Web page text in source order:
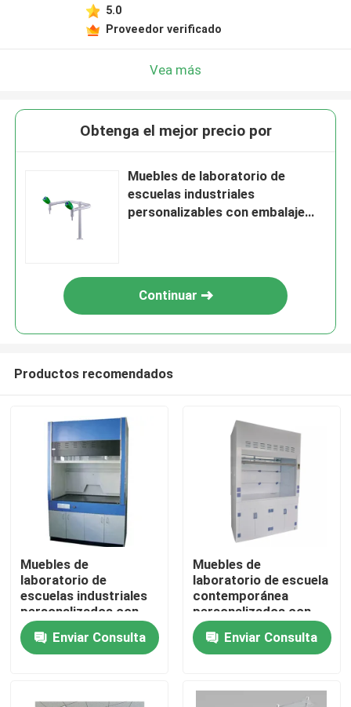
Inicio
Sobre nosotros
Contactos
5.0
Proveedor verificado
Vea más
Obtenga el mejor precio por
Muebles de laboratorio de
escuelas industriales
personalizables con embalaje
Continuar
Productos recomendados
Muebles de
laboratorio de
escuelas industriales
personalizados con
superficie mate
Enviar Consulta
Muebles de
laboratorio de escuela
contemporánea
personalizados con
superficie mate
Enviar Consulta